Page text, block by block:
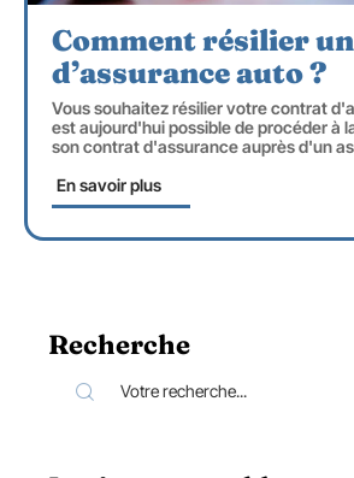
Comment résilier
d’assurance auto ?
Vous souhaitez résilier votre contrat
est aujourd'hui possible de procéder à
son contrat d'assurance auprès d'un
En savoir plus
Recherche